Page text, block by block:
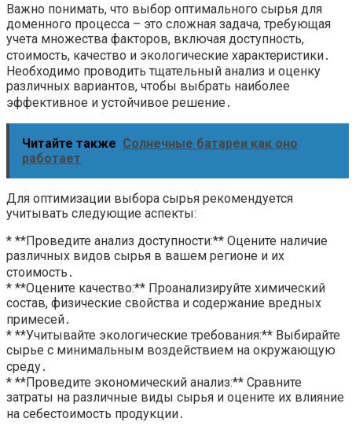
Важно понимать, что выбор оптимального сырья для
доменного процесса – это сложная задача, требующая
учета множества факторов, включая доступность,
стоимость, качество и экологические характеристики․
Необходимо проводить тщательный анализ и оценку
различных вариантов, чтобы выбрать наиболее
эффективное и устойчивое решение․
Читайте также Солнечные батареи как оно
работает
Для оптимизации выбора сырья рекомендуется
учитывать следующие аспекты:
* **Проведите анализ доступности:** Оцените наличие
различных видов сырья в вашем регионе и их
стоимость․
* **Оцените качество:** Проанализируйте химический
состав, физические свойства и содержание вредных
примесей․
* **Учитывайте экологические требования:** Выбирайте
сырье с минимальным воздействием на окружающую
среду․
* **Проведите экономический анализ:** Сравните
затраты на различные виды сырья и оцените их влияние
на себестоимость продукции․